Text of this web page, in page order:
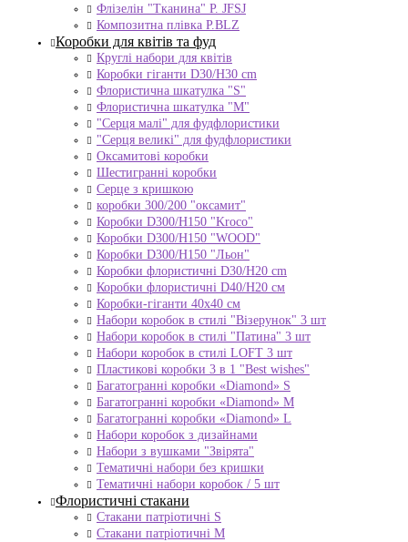
Флізелін "Тканина" P. JFSJ
Композитна плівка Р.BLZ
Коробки для квітів та фуд
Круглі набори для квітів
Коробки гіганти D30/H30 cm
Флористична шкатулка "S"
Флористична шкатулка "М"
"Серця малі" для фудфлористики
"Серця великі" для фудфлористики
Оксамитові коробки
Шестигранні коробки
Серце з кришкою
коробки 300/200 "оксамит"
Коробки D300/H150 "Kroco"
Коробки D300/H150 "WOOD"
Коробки D300/H150 "Льон"
Коробки флористичні D30/H20 cm
Коробки флористичні D40/H20 cм
Коробки-гіганти 40x40 см
Набори коробок в стилі "Візерунок" 3 шт
Набори коробок в стилі "Патина" 3 шт
Набори коробок в стилі LOFT 3 шт
Пластикові коробки 3 в 1 "Best wishes"
Багатогранні коробки «Diamond» S
Багатогранні коробки «Diamond» M
Багатогранні коробки «Diamond» L
Набори коробок з дизайнами
Набори з вушками "Звірята"
Тематичні набори без кришки
Тематичні набори коробок / 5 шт
Флористичні стакани
Стакани патріотичні S
Стакани патріотичні М